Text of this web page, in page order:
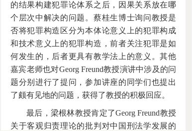
的结果构建犯罪论体系之后，因果关系放在哪
个层次中解决的问题。蔡桂生博士询问教授是
否将犯罪构造区分为本体论意义上的犯罪构成
和技术意义上的犯罪构造，前者关注犯罪是如
何发生的，后者更具有教学法上的意义。其他
嘉宾老师也对Georg Freund教授演讲中涉及的问
题分别进行了提问，参加讲座的同学们也提出
了颇有见地的问题，获得了教授的积极回应。
最后，梁根林教授肯定了Georg Freund教授
关于客观归责理论的批判对中国刑法学发展的